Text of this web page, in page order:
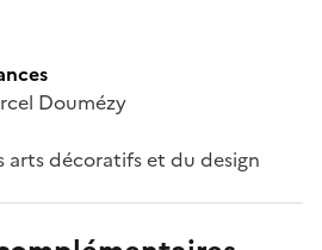
Doumézy
arts décoratifs et du design